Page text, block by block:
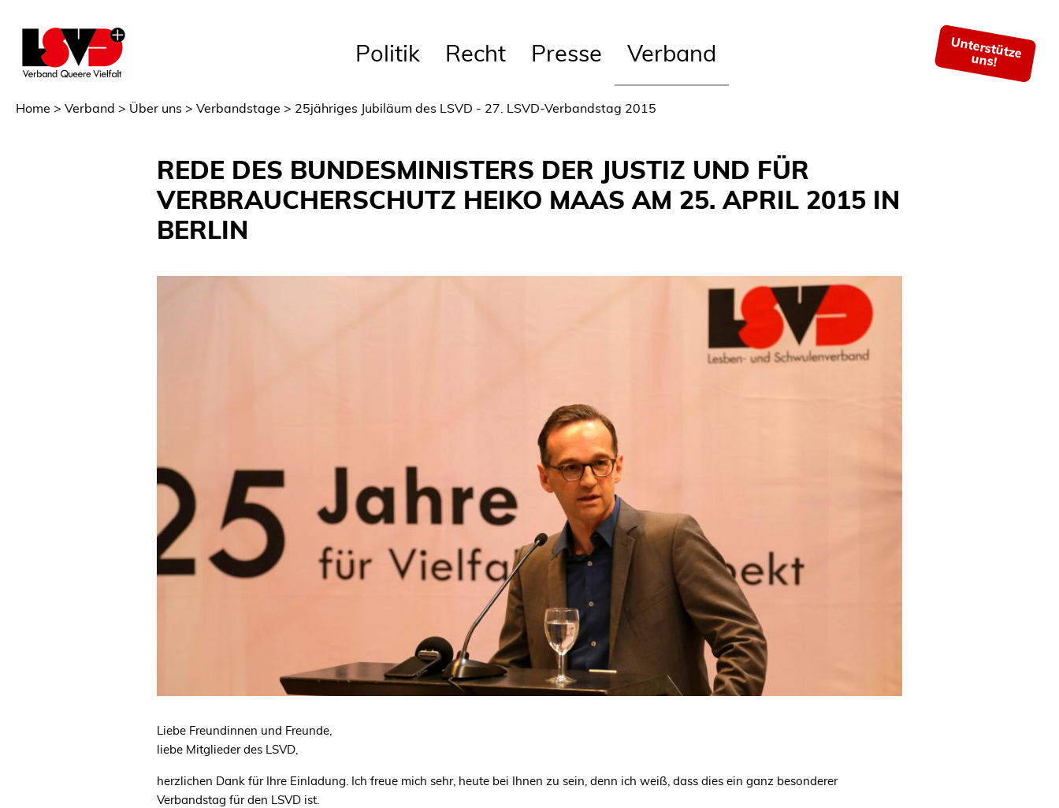
Politik Recht Presse Verband Unterstütze
uns!
Home Verband Über uns Verbandstage 25jähriges Jubiläum des LSVD - 27. LSVD-Verbandstag 2015
REDE DES BUNDESMINISTERS DER JUSTIZ UND FÜR
VERBRAUCHERSCHUTZ HEIKO MAAS AM 25. APRIL 2015 IN
BERLIN
Liebe Freundinnen und Freunde,
liebe Mitglieder des LSVD
herzlichen Dank für Ihre Einladung. Ich freue mich sehr, heute bei Ihnen zu sein, denn ich weiß, dass dies ein ganz besonderer
Verbandstag für den LSVD ist.